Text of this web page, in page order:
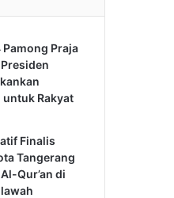
Pamong Praja
untuk Rakyat
Finalis
Tangerang
Qur’an di